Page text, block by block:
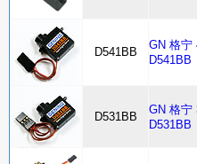
D541BB
GN 格宁
D541BB
D531BB
GN 格宁
D531BB